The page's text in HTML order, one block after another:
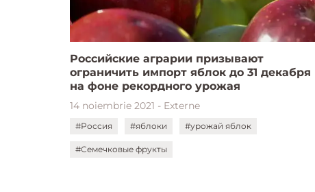
Российские аграрии призывают
ограничить импорт яблок до 31 декабря
на фоне рекордного урожая
14 noiembrie 2021 - Externe
#Россия #яблоки #урожай яблок
#Семечковые фрукты